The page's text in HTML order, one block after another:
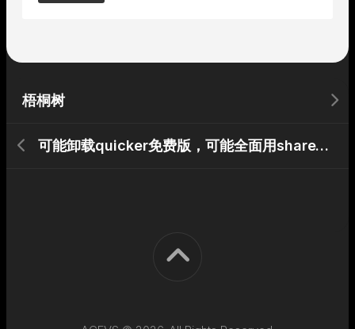
梧桐树
可能卸载quicker免费版，可能全面用shareX替代。